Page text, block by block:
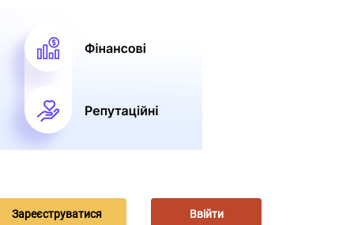
Зареєструватися Ввійти